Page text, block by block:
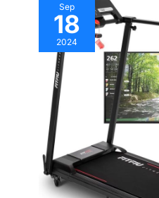
Sep
18
2024